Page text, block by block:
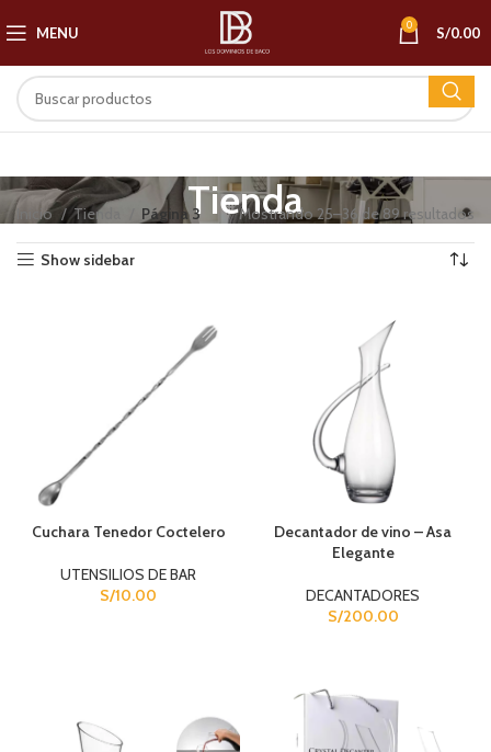
MENU 0 S/0.00
Tienda
Inicio Tienda Página 3 Mostrando 25–36 de 89 resultados
Show sidebar
Cuchara Tenedor Coctelero
UTENSILIOS DE BAR
S/10.00
Decantador de vino – Asa
Elegante
DECANTADORES
S/200.00